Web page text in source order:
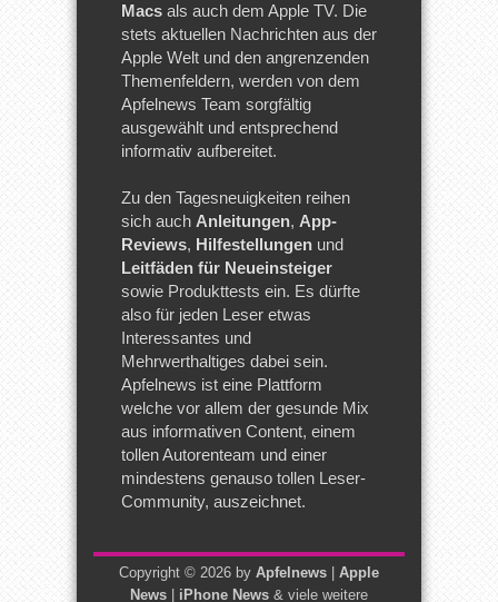
Macs als auch dem Apple TV. Die
stets aktuellen Nachrichten aus der
Apple Welt und den angrenzenden
Themenfeldern, werden von dem
Apfelnews Team sorgfältig
ausgewählt und entsprechend
informativ aufbereitet.
Zu den Tagesneuigkeiten reihen
sich auch Anleitungen, App-
Reviews, Hilfestellungen und
Leitfäden für Neueinsteiger
sowie Produkttests ein. Es dürfte
also für jeden Leser etwas
Interessantes und
Mehrwerthaltiges dabei sein.
Apfelnews ist eine Plattform
welche vor allem der gesunde Mix
aus informativen Content, einem
tollen Autorenteam und einer
mindestens genauso tollen Leser-
Community, auszeichnet.
Copyright © 2026 by Apfelnews
Apple
News
iPhone News & viele weitere